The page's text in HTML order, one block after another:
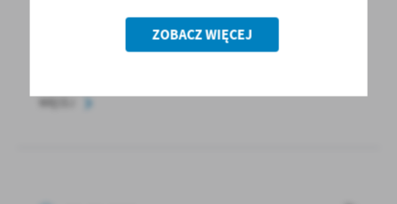
Dużym zainteresowaniem mieszkańców cieszył
się Jarmark Kół Gospodyń Wiejskich
i Lokalnych Producentów...
ZOBACZ WIĘCEJ